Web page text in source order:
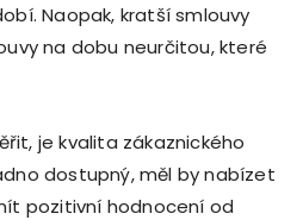
Naopak, kratší smlouvy
na dobu neurčitou, které
je kvalita zákaznického
dostupný, měl by nabízet
pozitivní hodnocení od